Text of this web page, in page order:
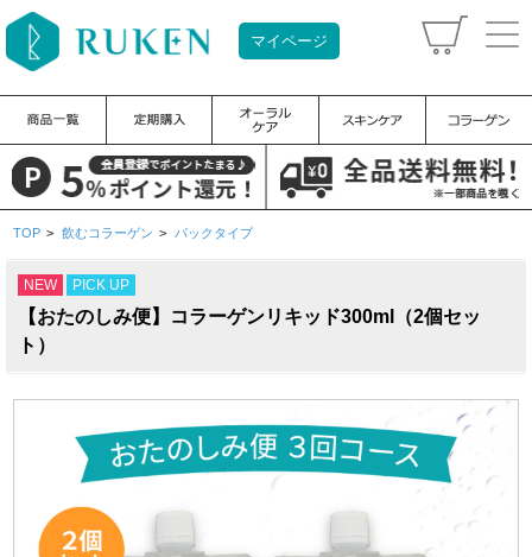
マイページ
TOP > 飲むコラーゲン > パックタイプ
NEW PICK UP
【おたのしみ便】コラーゲンリキッド300ml（2個セッ
ト）